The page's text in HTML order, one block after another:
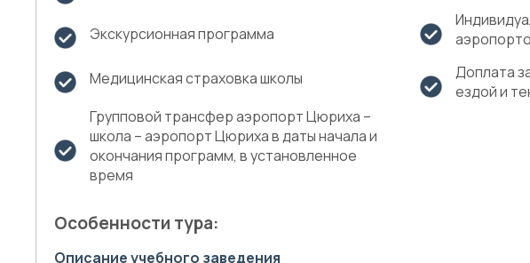
Экскурсионная программа
Медицинская страховка школы
Групповой трансфер аэропорт Цюриха –
школа – аэропорт Цюриха в даты начала и
окончания программ, в установленное
время
Доплата
ездой и
Особенности тура:
Описание учебного заведения